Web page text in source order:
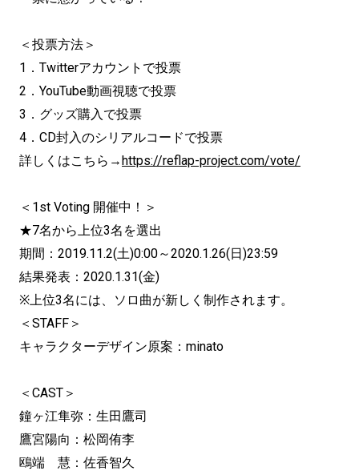
＜投票方法＞
1．Twitterアカウントで投票
2．YouTube動画視聴で投票
3．グッズ購入で投票
4．CD封入のシリアルコードで投票
詳しくはこちら→https://reflap-project.com/vote/
＜1st Voting 開催中！＞
★7名から上位3名を選出
期間：2019.11.2(土)0:00～2020.1.26(日)23:59
結果発表：2020.1.31(金)
※上位3名には、ソロ曲が新しく制作されます。
＜STAFF＞
キャラクターデザイン原案：minato
＜CAST＞
鐘ヶ江隼弥：生田鷹司
鷹宮陽向：松岡侑李
鴎端 慧：佐香智久